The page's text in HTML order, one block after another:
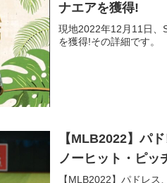
ナエアを獲得!
現地2022年12月11日、
を獲得!その詳細です。
【MLB2022】パ
ノーヒット・ピッ
【MLB2022】パドレ